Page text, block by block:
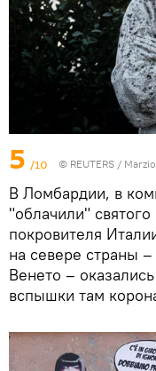
5 /10 © REUTERS /
В Ломбардии, в
"облачили"
покровителя
на севере страны
Венето –
вспышки там